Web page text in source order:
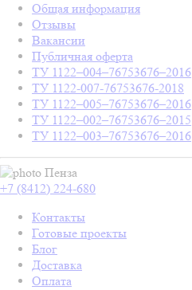
Общая информация
Отзывы
Вакансии
Публичная оферта
ТУ 1122–004–76753676–2016
ТУ 1122-007-76753676-2018
ТУ 1122–005–76753676–2016
ТУ 1122–002–76753676–2015
ТУ 1122–003–76753676–2016
Пенза
+7 (8412) 224-680
Контакты
Готовые проекты
Блог
Доставка
Оплата